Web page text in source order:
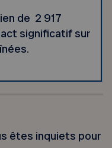
de 2 917
significatif sur
êtes inquiets pour